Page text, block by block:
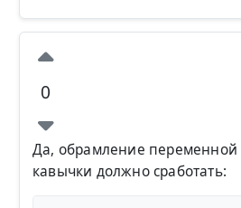
0
Да, обрамление
кавычки должно сработать: